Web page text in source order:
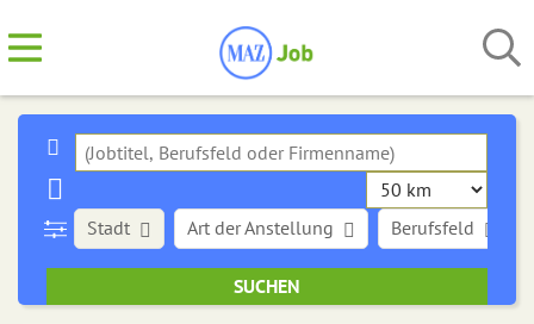
Stadt Art der Anstellung Berufsfeld